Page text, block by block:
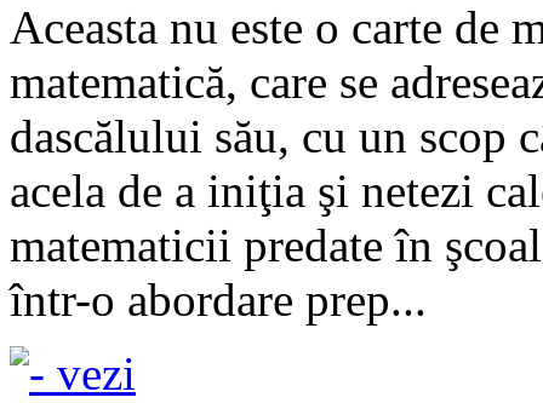
Aceasta nu este o carte de
matematică, care se
dascălului său, cu un scop
acela de a iniţia şi netezi
matematicii predate în
într-o abordare prep...